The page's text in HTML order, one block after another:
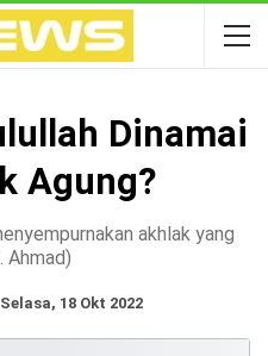
Dinamai
Agung?
akhlak yang
Ahmad)
Selasa, 18 Okt 2022